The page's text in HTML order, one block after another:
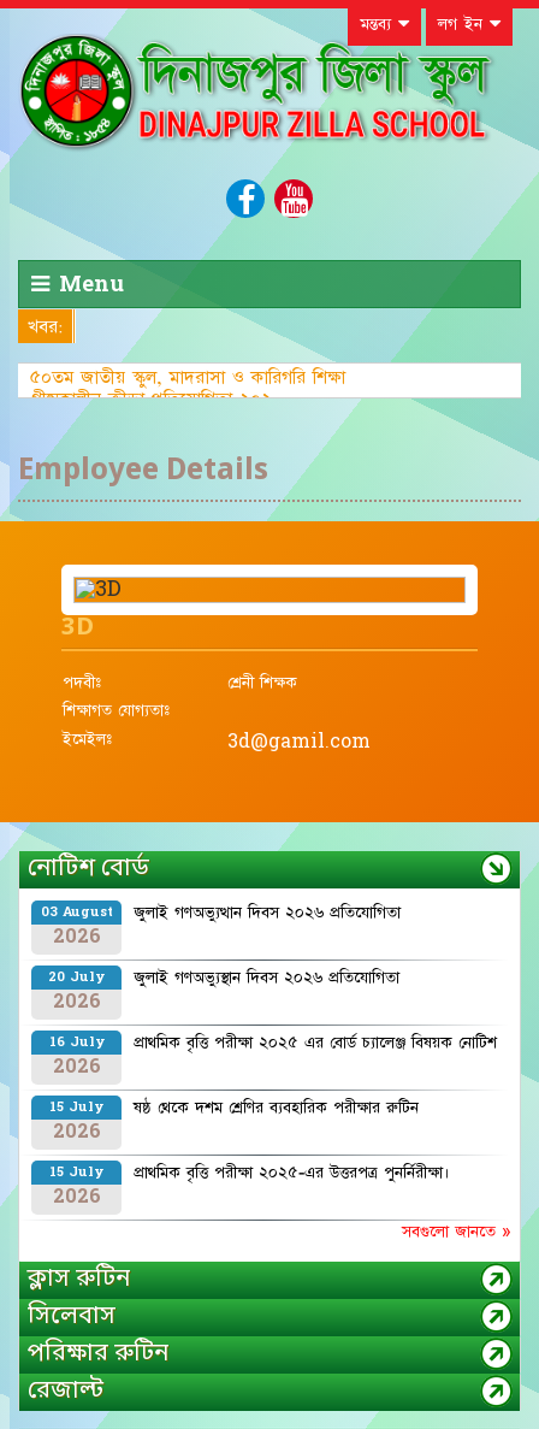
মন্তব্য লগ ইন
Menu
খবর:
৫০তম জাতীয় স্কুল, মাদরাসা ও কারিগরি শিক্ষা
গ্রীষ্মকালীন ক্রীড়া প্রতিযোগিতা-২০২৩ এ জেলা পর্
Employee Details
3D
পদবীঃ
শ্রেনী শিক্ষক
শিক্ষাগত যোগ্যতাঃ
ইমেইলঃ
3d@gamil.com
নোটিশ বোর্ড
03 August
2026
জুলাই গণঅভ্যুত্থান দিবস ২০২৬ প্রতিযোগিতা
20 July
2026
জুলাই গণঅভ্যুস্থান দিবস ২০২৬ প্রতিযোগিতা
16 July
2026
প্রাথমিক বৃত্তি পরীক্ষা ২০২৫ এর বোর্ড চ্যালেঞ্জ বিষয়ক নোটিশ
15 July
2026
ষষ্ঠ থেকে দশম শ্রেণির ব্যবহারিক পরীক্ষার রুটিন
15 July
2026
প্রাথমিক বৃত্তি পরীক্ষা ২০২৫-এর উত্তরপত্র পুনর্নিরীক্ষা।
সবগুলো জানতে »
ক্লাস রুটিন
সিলেবাস
পরিক্ষার রুটিন
রেজাল্ট